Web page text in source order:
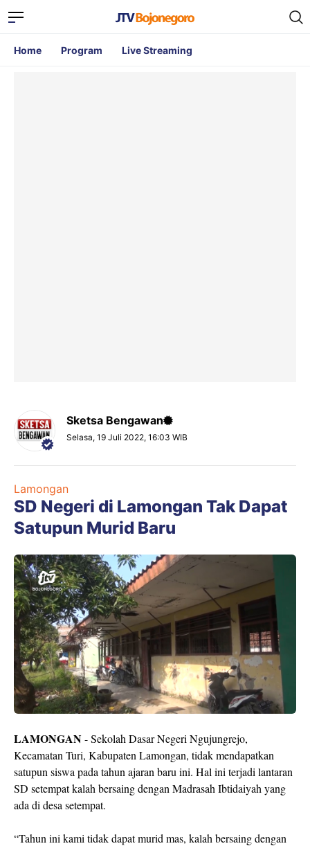
Home Program Live Streaming
Sketsa Bengawan
Selasa, 19 Juli 2022, 16:03 WIB
Lamongan
SD Negeri di Lamongan Tak Dapat
Satupun Murid Baru
LAMONGAN- Sekolah Dasar Negeri Ngujungrejo,
Kecamatan Turi, Kabupaten Lamongan, tidak mendapatkan
satupun siswa pada tahun ajaran baru ini. Hal ini terjadi lantaran
SD setempat kalah bersaing dengan Madrasah Ibtidaiyah yang
ada di desa setempat.
“Tahun ini kami tidak dapat murid mas, kalah bersaing dengan